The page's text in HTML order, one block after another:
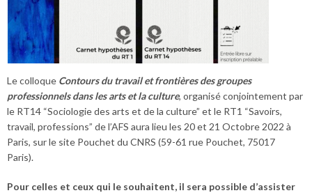
Le colloque Contours du travail et frontières des groupes
professionnels dans les arts et la culture, organisé conjointement par
le RT14 “Sociologie des arts et de la culture” et le RT1 “Savoirs,
travail, professions” de l’AFS aura lieu les 20 et 21 Octobre 2022 à
Paris, sur le site Pouchet du CNRS (59-61 rue Pouchet, 75017
Paris).
Pour celles et ceux qui le souhaitent, il sera possible d’assister